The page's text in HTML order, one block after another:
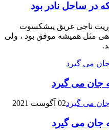
در ساحل نادر بود
ناجی غریق پیشکسوت
مثل همیشه موفق بود ، ولی
جان می گیرد
02 آگوست 2021
جان می گیرد